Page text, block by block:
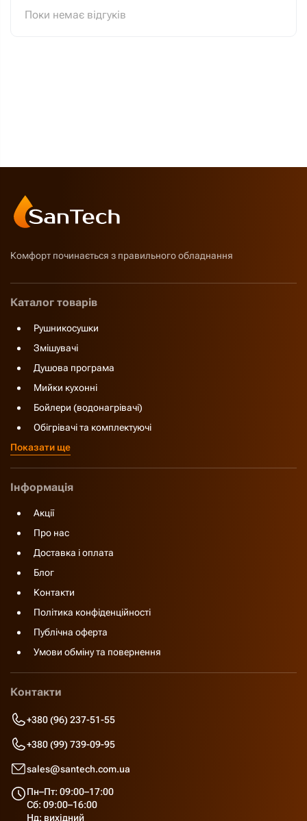
Поки немає відгуків
Комфорт починається з правильного обладнання
Каталог товарів
Рушникосушки
Змішувачі
Душова програма
Мийки кухонні
Бойлери (водонагрівачі)
Обігрівачі та комплектуючі
Показати ще
Інформація
Акції
Про нас
Доставка і оплата
Блог
Контакти
Політика конфіденційності
Публічна оферта
Умови обміну та повернення
Контакти
+380 (96) 237-51-55
+380 (99) 739-09-95
sales@santech.com.ua
Пн–Пт: 09:00–17:00
Сб: 09:00–16:00
Нд: вихідний